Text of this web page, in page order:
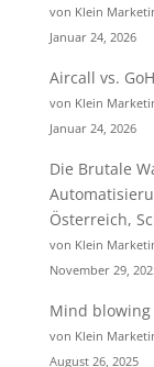
von Klein
Januar 24, 2026
Aircall vs.
von Klein
Januar 24, 2026
Die Brutale
Österreich,
von Klein
November 29,
Mind
von Klein
August 26, 2025